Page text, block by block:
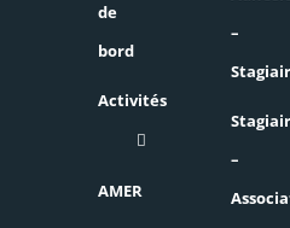
de
bord
Activités
AMER
–
–